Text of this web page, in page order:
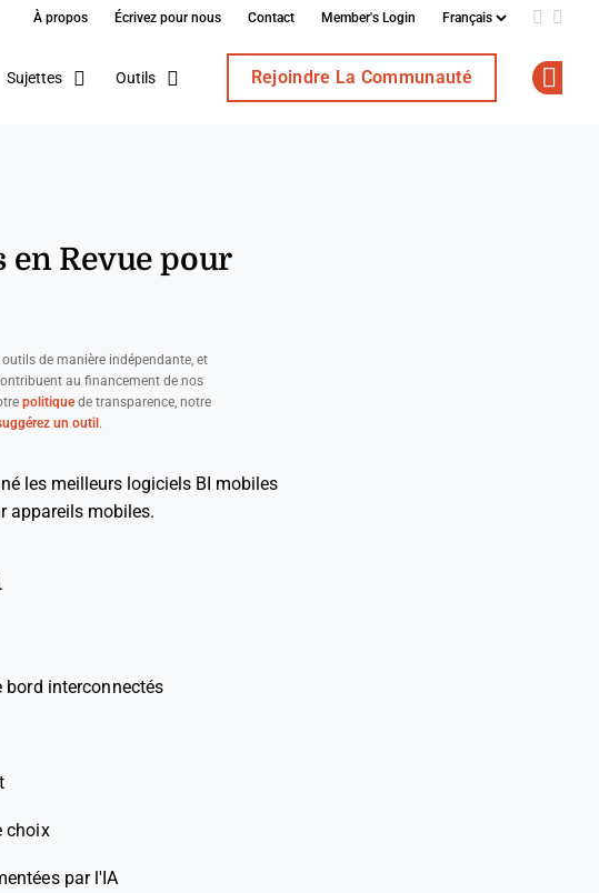
À propos Écrivez pour nous Contact Member's Login Add us
Sujettes Outils Rejoindre La Communauté
en Revue pour
de manière indépendante, et
au financement de nos
politiquede transparence, notre
un outil .
les meilleurs logiciels BI mobiles
appareils mobiles.
bord interconnectés
choix
par l'IA